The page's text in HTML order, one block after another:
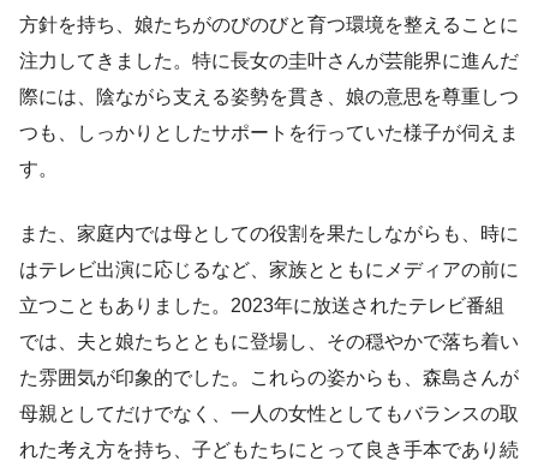
方針を持ち、娘たちがのびのびと育つ環境を整えることに
注力してきました。特に長女の圭叶さんが芸能界に進んだ
際には、陰ながら支える姿勢を貫き、娘の意思を尊重しつ
つも、しっかりとしたサポートを行っていた様子が伺えま
す。
また、家庭内では母としての役割を果たしながらも、時に
はテレビ出演に応じるなど、家族とともにメディアの前に
立つこともありました。2023年に放送されたテレビ番組
では、夫と娘たちとともに登場し、その穏やかで落ち着い
た雰囲気が印象的でした。これらの姿からも、森島さんが
母親としてだけでなく、一人の女性としてもバランスの取
れた考え方を持ち、子どもたちにとって良き手本であり続